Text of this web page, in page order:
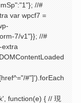
//#
var wpcf7 =
7/v1"}}; //#
extra
#"]').forEach
function(e) { // 現